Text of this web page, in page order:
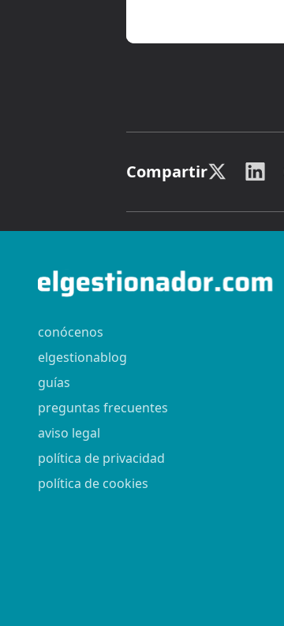
Compartir
conócenos
elgestionablog
guías
preguntas frecuentes
aviso legal
política de privacidad
política de cookies